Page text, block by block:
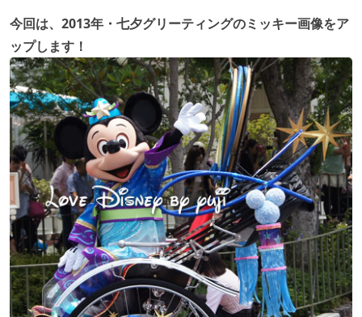
今回は、2013年・七夕グリーティングのミッキー画像をア
ップします！